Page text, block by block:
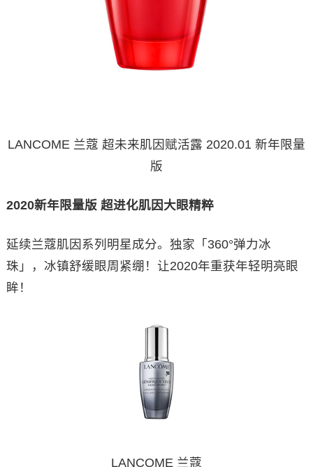
LANCOME 兰蔻 超未来肌因赋活露 2020.01 新年限量
版
2020新年限量版 超进化肌因大眼精粹
延续兰蔻肌因系列明星成分。独家「360°弹力冰
珠」，冰镇舒缓眼周紧绷！让2020年重获年轻明亮眼
眸！
LANCOME 兰蔻